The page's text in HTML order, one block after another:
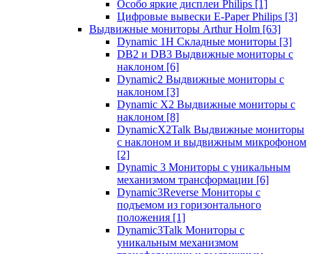
Особо яркие дисплеи Philips [1]
Цифровые вывески E-Paper Philips [3]
Выдвижные мониторы Arthur Holm [63]
Dynamic 1Н Складные мониторы [3]
DB2 и DB3 Выдвижные мониторы с
наклоном [6]
Dynamic2 Выдвижные мониторы с
наклоном [3]
Dynamic X2 Выдвижные мониторы с
наклоном [8]
DynamicX2Talk Выдвижные мониторы
с наклоном и выдвижным микрофоном
[2]
Dynamic 3 Мониторы с уникальным
механизмом трансформации [6]
Dynamic3Reverse Мониторы с
подъемом из горизонтального
положения [1]
Dynamic3Talk Мониторы с
уникальным механизмом